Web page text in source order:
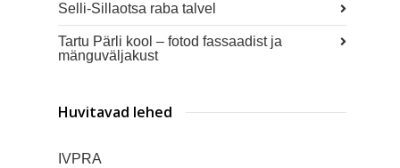
Selli-Sillaotsa raba talvel
Tartu Pärli kool – fotod fassaadist ja
mänguväljakust
Huvitavad lehed
IVPRA